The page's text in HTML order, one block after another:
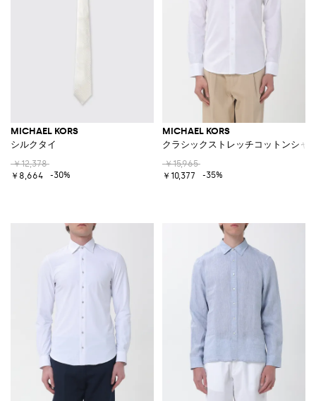
MICHAEL KORS
シルクタイ
￥12,378
￥8,664
-30%
MICHAEL KORS
クラシックストレッチコットンシャ
￥15,965
￥10,377
-35%